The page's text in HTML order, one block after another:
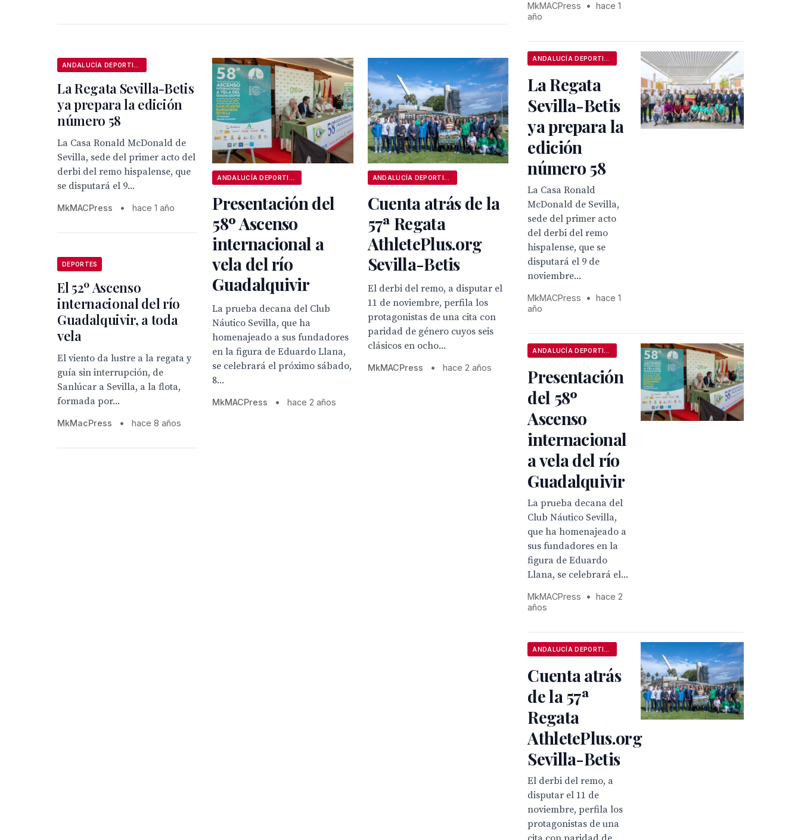
La Regata Sevilla-Betis
ya prepara la edición
número 58
La Casa Ronald McDonald de
Sevilla, sede del primer acto del
derbi del remo hispalense, que
se disputará el 9...
MkMACPress • hace 1 año
Presentación del
58º Ascenso
internacional a
vela del río
Guadalquivir
La prueba decana del Club
Náutico Sevilla, que ha
homenajeado a sus fundadores
en la figura de Eduardo Llana,
se celebrará el próximo sábado,
8...
MkMACPress • hace 2 años
Cuenta atrás de la
57ª Regata
AthletePlus.org
Sevilla-Betis
El derbi del remo, a disputar el
11 de noviembre, perfila los
protagonistas de una cita con
paridad de género cuyos seis
clásicos en ocho...
MkMACPress • hace 2 años
DEPORTES
El 52º Ascenso
internacional del río
Guadalquivir, a toda
vela
El viento da lustre a la regata y
guía sin interrupción, de
Sanlúcar a Sevilla, a la flota,
formada por...
MkMacPress • hace 8 años
MkMACPress •
hace 1
año
La Regata
Sevilla-Betis
ya prepara la
edición
número 58
La Casa Ronald
McDonald de Sevilla,
sede del primer acto
del derbi del remo
hispalense, que se
disputará el 9 de
noviembre...
MkMACPress •
hace 1
año
Presentación
del 58º
Ascenso
internacional
a vela del río
Guadalquivir
La prueba decana del
Club Náutico Sevilla,
que ha homenajeado a
sus fundadores en la
figura de Eduardo
Llana, se celebrará el...
MkMACPress •
hace 2
años
Cuenta atrás
de la 57ª
Regata
AthletePlus.org
Sevilla-Betis
El derbi del remo, a
disputar el 11 de
noviembre, perfila los
protagonistas de una